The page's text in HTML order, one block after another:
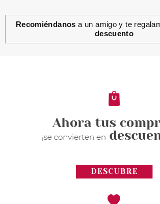
Recomiéndanos a un amigo y te
descuento